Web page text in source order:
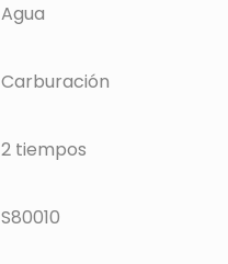
Agua
Carburación
2 tiempos
S80010